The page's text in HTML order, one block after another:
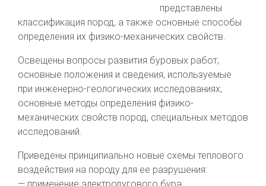
представлены
классификация пород, а также основные способы
определения их физико-механических свойств.
Освещены вопросы развития буровых работ,
основные положения и сведения, используемые
при инженерно-геологических исследованиях;
основные методы определения физико-
механических свойств пород, специальных методов
исследований.
Приведены принципиально новые схемы теплового
воздействия на породу для ее разрушения: